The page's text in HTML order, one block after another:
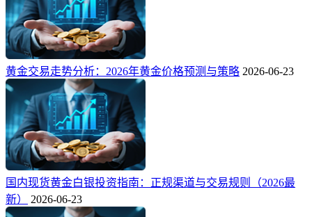
黄金交易走势分析：2026年黄金价格预测与策略 2026-06-23
国内现货黄金白银投资指南：正规渠道与交易规则（2026最
新）
2026-06-23